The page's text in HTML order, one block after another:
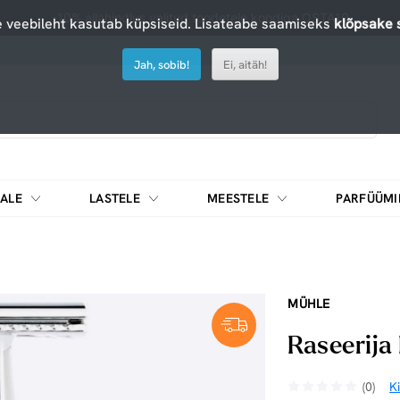
-10% allahindlus valitud toodetele koodiga OSTA10
LASTELE MEESTELE
MÜHLE
Raseerija
(0)
veebileht kasutab küpsiseid. Lisateabe saamiseks klõpsake
Jah, sobib! Ei, aitäh!